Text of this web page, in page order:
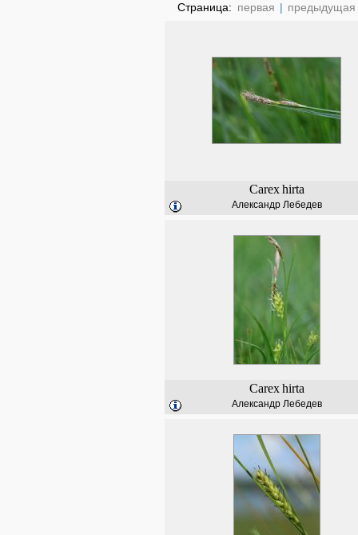
Страница: первая | предыдущая
Carex hirta
Александр Лебедев
Carex hirta
Александр Лебедев